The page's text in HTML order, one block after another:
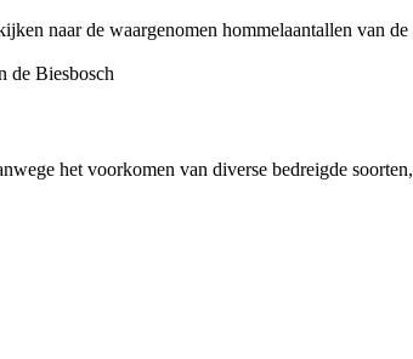
naar de waargenomen hommelaantallen van
het voorkomen van diverse bedreigde